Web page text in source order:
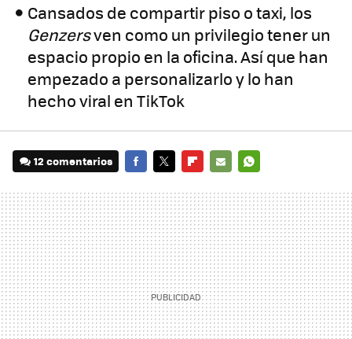
Cansados de compartir piso o taxi, los
Genzersven como un privilegio tener un
espacio propio en la oficina. Así que han
empezado a personalizarlo y lo han
hecho viral en TikTok
12 comentarios
MAIL